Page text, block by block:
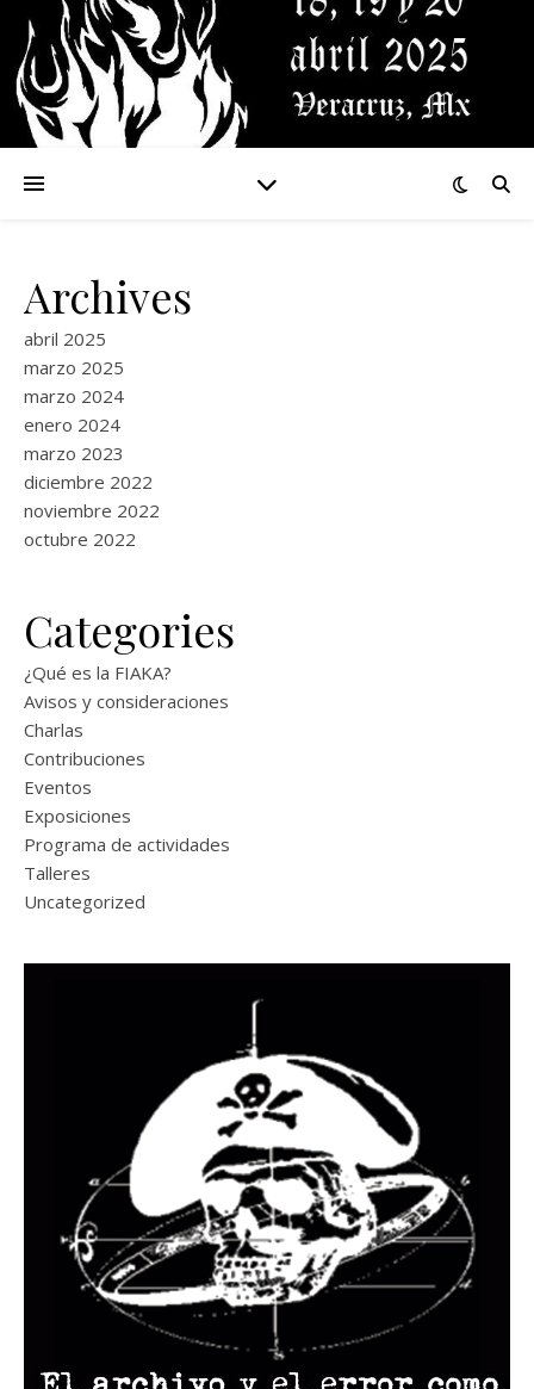
Archives
abril 2025
marzo 2025
marzo 2024
enero 2024
marzo 2023
diciembre 2022
noviembre 2022
octubre 2022
Categories
¿Qué es la FIAKA?
Avisos y consideraciones
Charlas
Contribuciones
Eventos
Exposiciones
Programa de actividades
Talleres
Uncategorized